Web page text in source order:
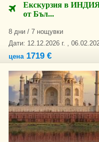
Екскурзия в ИНДИЯ
от Бъл...
8 дни / 7 нощувки
Дати: 12.12.2026 г. ,
цена1719 €